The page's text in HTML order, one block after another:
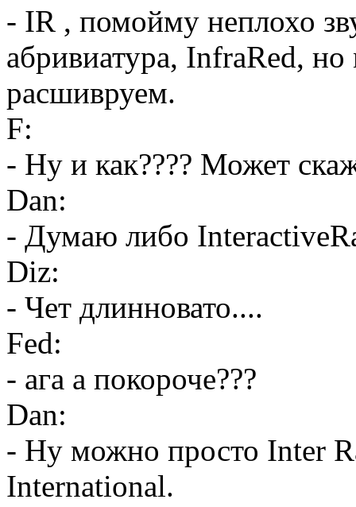
- IR , помойму неплохо
абривиатура, InfraRed,
расшивруем.
F:
- Ну и как???? Может
Dan:
- Думаю либо
Diz:
- Чет длинновато....
Fed:
- ага а покороче???
Dan:
- Ну можно просто Inter
International.